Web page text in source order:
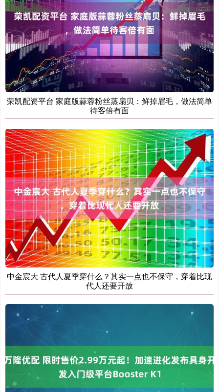
荣凯配资平台 家庭版蒜蓉粉丝蒸扇贝：鲜掉眉毛，做法简单
待客倍有面
中金宸大 古代人夏季穿什么？其实一点也不保守，穿着比现
代人还要开放